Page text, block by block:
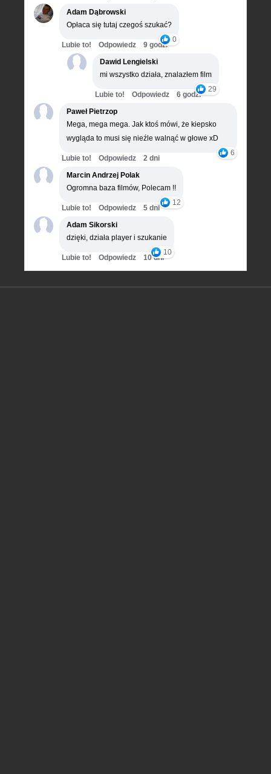
Adam Dąbrowski
Opłaca się tutaj czegoś szukać?
0
Lubie to! Odpowiedz
9 godz.
Dawid Lengielski
mi wszystko działa, znalazłem film
29
Lubie to! Odpowiedz
6 godz.
Paweł Pietrzop
Mega, mega mega. Jak ktoś mówi, że kiepsko
wygląda to musi się nieźle walnąć w głowe xD
6
Lubie to! Odpowiedz
2 dni
Marcin Andrzej Polak
Ogromna baza filmów, Polecam !!
12
Lubie to! Odpowiedz
5 dni
Adam Sikorski
dzięki, działa player i szukanie
10
Lubie to! Odpowiedz 10 dni